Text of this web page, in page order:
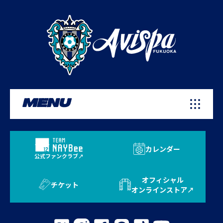
MENU
公式ファンクラブ
カレンダー
チケット
オフィシャル
オンラインストア